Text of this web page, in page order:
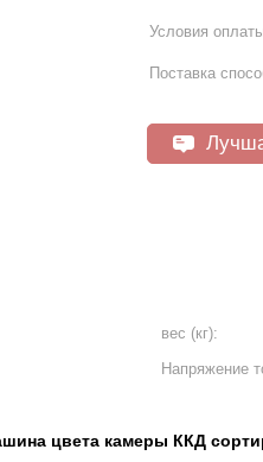
Условия
Поставка
вес (кг):
Напряжение
цвета камеры ККД